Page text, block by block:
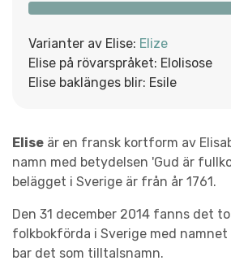
Varianter av Elise: Elize
Elise på rövarspråket: Elolisose
Elise baklänges blir: Esile
Elise är en fransk kortform av
namn med betydelsen 'Gud är
belägget i Sverige är från år 1761.
Den 31 december 2014 fanns det
folkbokförda i Sverige med namnet
bar det som tilltalsnamn.